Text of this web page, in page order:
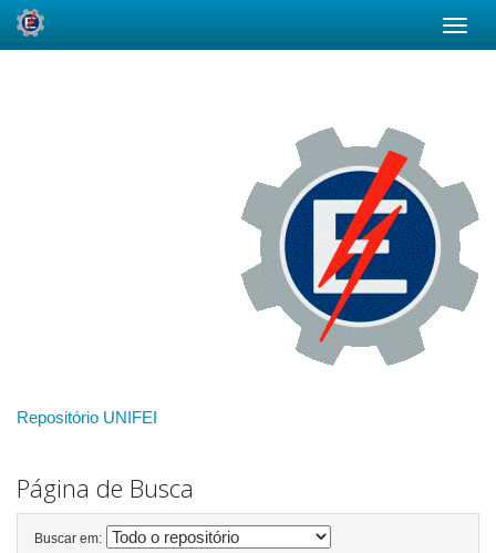
Repositório UNIFEI
Página de Busca
Buscar em: